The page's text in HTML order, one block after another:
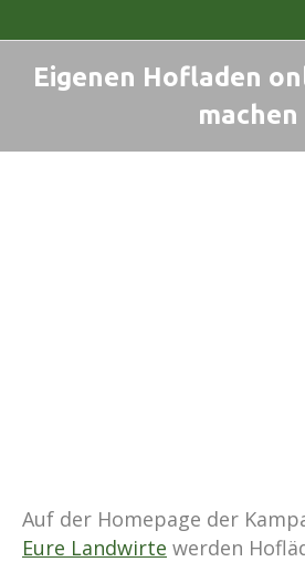
Eigenen Hofladen
machen
Sie
Auf der Homepage der
Eure Landwirte werden